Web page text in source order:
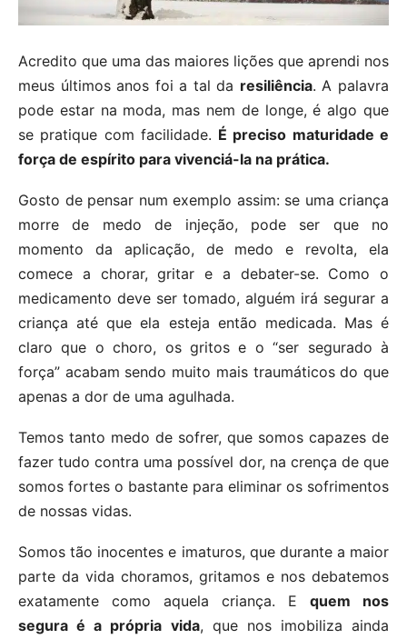
Acredito que uma das maiores lições que aprendi nos
meus últimos anos foi a tal da resiliência. A palavra
pode estar na moda, mas nem de longe, é algo que
se pratique com facilidade. É preciso maturidade e
força de espírito para vivenciá-la na prática.
Gosto de pensar num exemplo assim: se uma criança
morre de medo de injeção, pode ser que no
momento da aplicação, de medo e revolta, ela
comece a chorar, gritar e a debater-se. Como o
medicamento deve ser tomado, alguém irá segurar a
criança até que ela esteja então medicada. Mas é
claro que o choro, os gritos e o “ser segurado à
força” acabam sendo muito mais traumáticos do que
apenas a dor de uma agulhada.
Temos tanto medo de sofrer, que somos capazes de
fazer tudo contra uma possível dor, na crença de que
somos fortes o bastante para eliminar os sofrimentos
de nossas vidas.
Somos tão inocentes e imaturos, que durante a maior
parte da vida choramos, gritamos e nos debatemos
exatamente como aquela criança. E quem nos
segura é a própria vida, que nos imobiliza ainda